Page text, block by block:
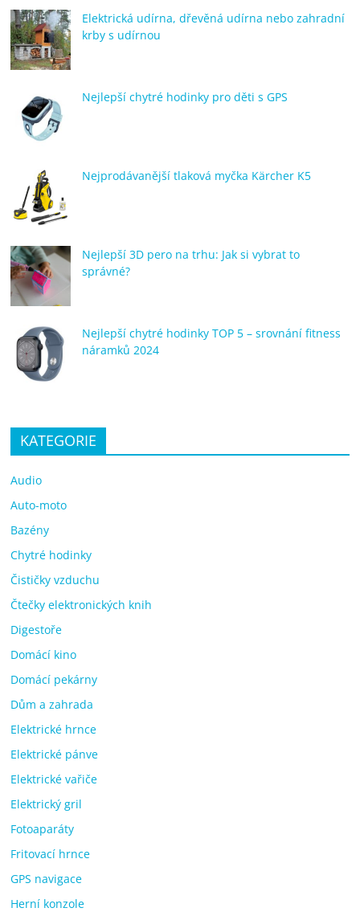
Elektrická udírna, dřevěná udírna nebo zahradní
krby s udírnou
Nejlepší chytré hodinky pro děti s GPS
Nejprodávanější tlaková myčka Kärcher K5
Nejlepší 3D pero na trhu: Jak si vybrat to
správné?
Nejlepší chytré hodinky TOP 5 – srovnání fitness
náramků 2024
KATEGORIE
Audio
Auto-moto
Bazény
Chytré hodinky
Čističky vzduchu
Čtečky elektronických knih
Digestoře
Domácí kino
Domácí pekárny
Dům a zahrada
Elektrické hrnce
Elektrické pánve
Elektrické vařiče
Elektrický gril
Fotoaparáty
Fritovací hrnce
GPS navigace
Herní konzole